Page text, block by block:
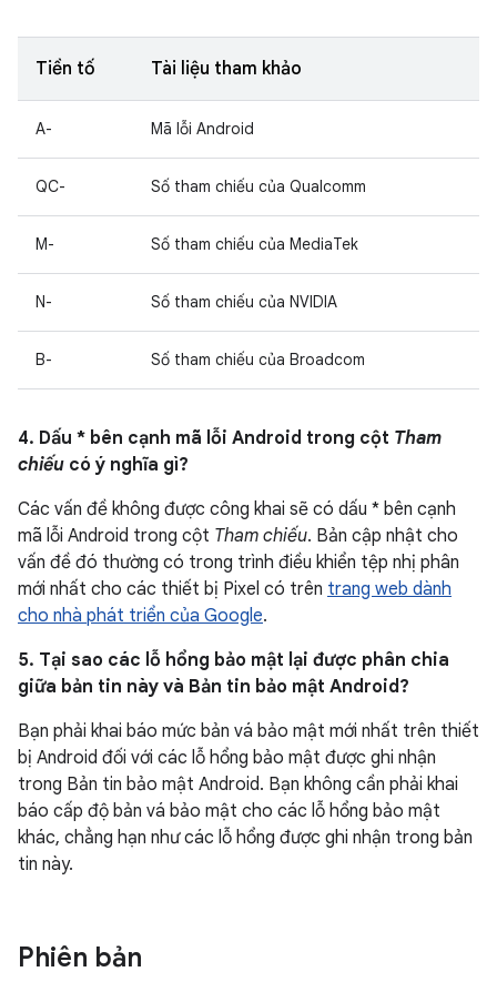
Tiền tố Tài liệu tham khảo
A- Mã lỗi Android
QC- Số tham chiếu của Qualcomm
M- Số tham chiếu của MediaTek
N- Số tham chiếu của NVIDIA
B- Số tham chiếu của Broadcom
4. Dấu * bên cạnh mã lỗi Android trong cột Tham
chiếu có ý nghĩa gì?
Các vấn đề không được công khai sẽ có dấu * bên cạnh
mã lỗi Android trong cột Tham chiếu. Bản cập nhật cho
vấn đề đó thường có trong trình điều khiển tệp nhị phân
mới nhất cho các thiết bị Pixel có trên trang web dành
cho nhà phát triển của Google.
5. Tại sao các lỗ hổng bảo mật lại được phân chia
giữa bản tin này và Bản tin bảo mật Android?
Bạn phải khai báo mức bản vá bảo mật mới nhất trên thiết
bị Android đối với các lỗ hổng bảo mật được ghi nhận
trong Bản tin bảo mật Android. Bạn không cần phải khai
báo cấp độ bản vá bảo mật cho các lỗ hổng bảo mật
khác, chẳng hạn như các lỗ hổng được ghi nhận trong bản
tin này.
Phiên bản